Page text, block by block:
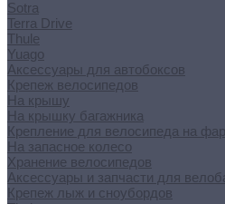
Sotra
Terra Drive
Thule
Yuago
Аксессуары для автобоксов
Крепеж велосипедов
На крышу
На крышку багажника
Крепление для велосипеда на
На запасное колесо
Хранение велосипедов
Аксессуары и запчасти для
Крепеж лыж и сноубордов